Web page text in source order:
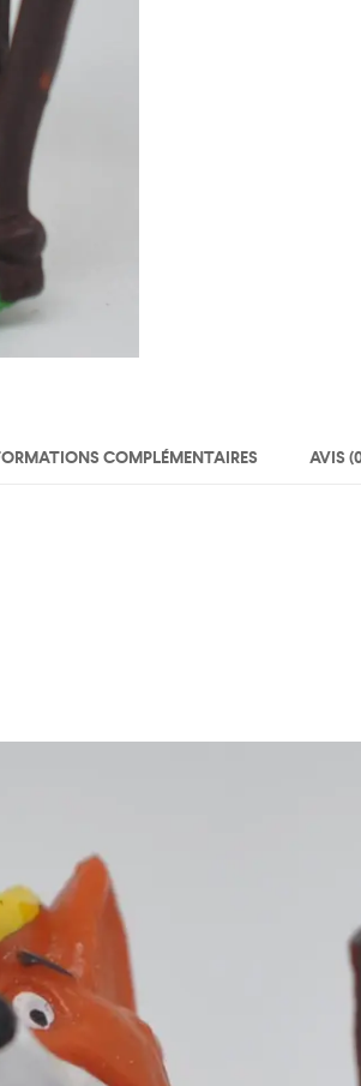
COMPLÉMENTAIRES AVIS